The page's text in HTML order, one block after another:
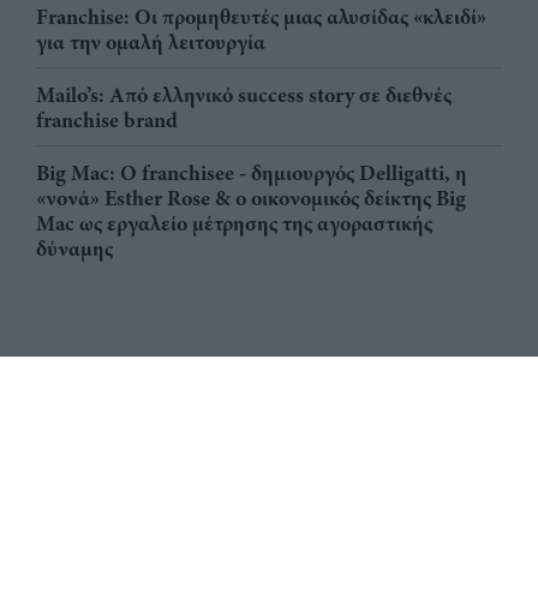
Franchise: Οι προμηθευτές μιας αλυσίδας «κλειδί»
για την ομαλή λειτουργία
Mailo’s: Από ελληνικό success story σε διεθνές
franchise brand
Big Mac: Ο franchisee - δημιουργός Delligatti, η
«νονά» Esther Rose & ο οικονομικός δείκτης Big
Mac ως εργαλείο μέτρησης της αγοραστικής
δύναμης